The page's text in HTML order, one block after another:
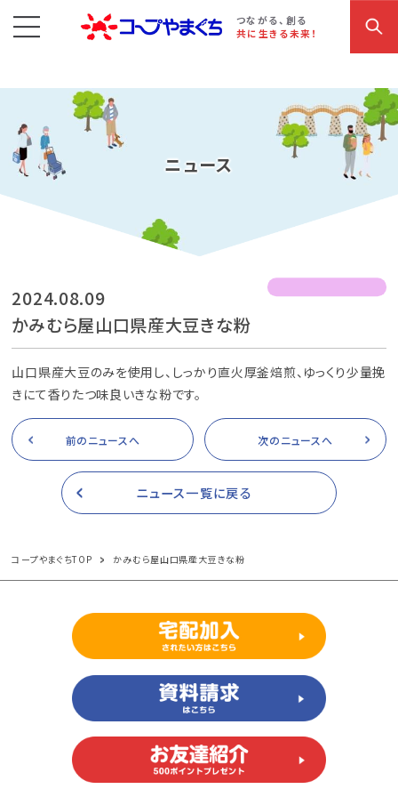
つながる、創る
共に生きる未来！
コープやまぐち お買い物・サービス こだわり商品 参加・イベント情報
ニュース
2024.08.09
かみむら屋山口県産大豆きな粉
山口県産大豆のみを使用し、しっかり直火厚釜焙煎、ゆっくり少量挽
きにて香りたつ味良いきな粉です。
前のニュースへ 次のニュースへ
ニュース一覧に戻る
コープやまぐちTOP かみむら屋山口県産大豆きな粉